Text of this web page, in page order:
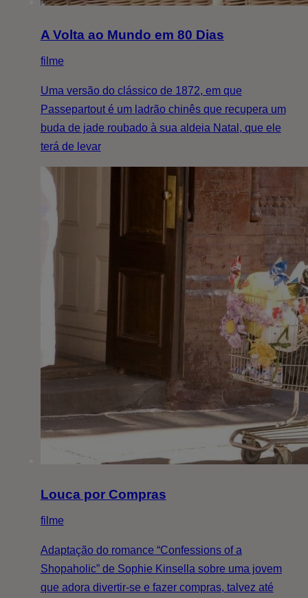
A Volta ao Mundo em 80 Dias
filme
Uma versão do clássico de 1872, em que
Passepartout é um ladrão chinês que recupera um
buda de jade roubado à sua aldeia Natal, que ele
terá de levar
Louca por Compras
filme
Adaptação do romance “Confessions of a
Shopaholic” de Sophie Kinsella sobre uma jovem
que adora divertir-se e fazer compras, talvez até